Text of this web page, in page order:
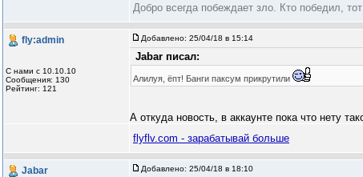
Добро всегда побеждает зло. Кто победил,
fly:admin
С нами с 10.10.10
Сообщения: 130
Рейтинг: 121
Добавлено: 25/04/18 в 15:14
Jabar писал:
Алилуя, ёпт! Банги паксум прикрутили
А откуда новость, в аккаунте пока что нету
flyflv.com - зарабатывай больше
Jabar Добавлено: 25/04/18 в 18:10